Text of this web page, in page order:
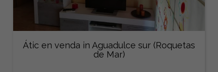
Átic en venda in Aguadulce sur (Roquetas
de Mar)